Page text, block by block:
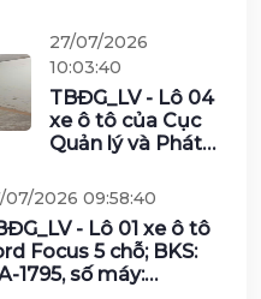
của Viễn
thông
(gồm 2 lô)
27/07/2026
10:03:40
TBĐG_LV - Lô 04
xe ô tô của Cục
Quản lý và Phát
trong nước
07/2026 09:58:40
- Lô 01 xe ô tô
Focus 5 chỗ; BKS:
1795, số máy: